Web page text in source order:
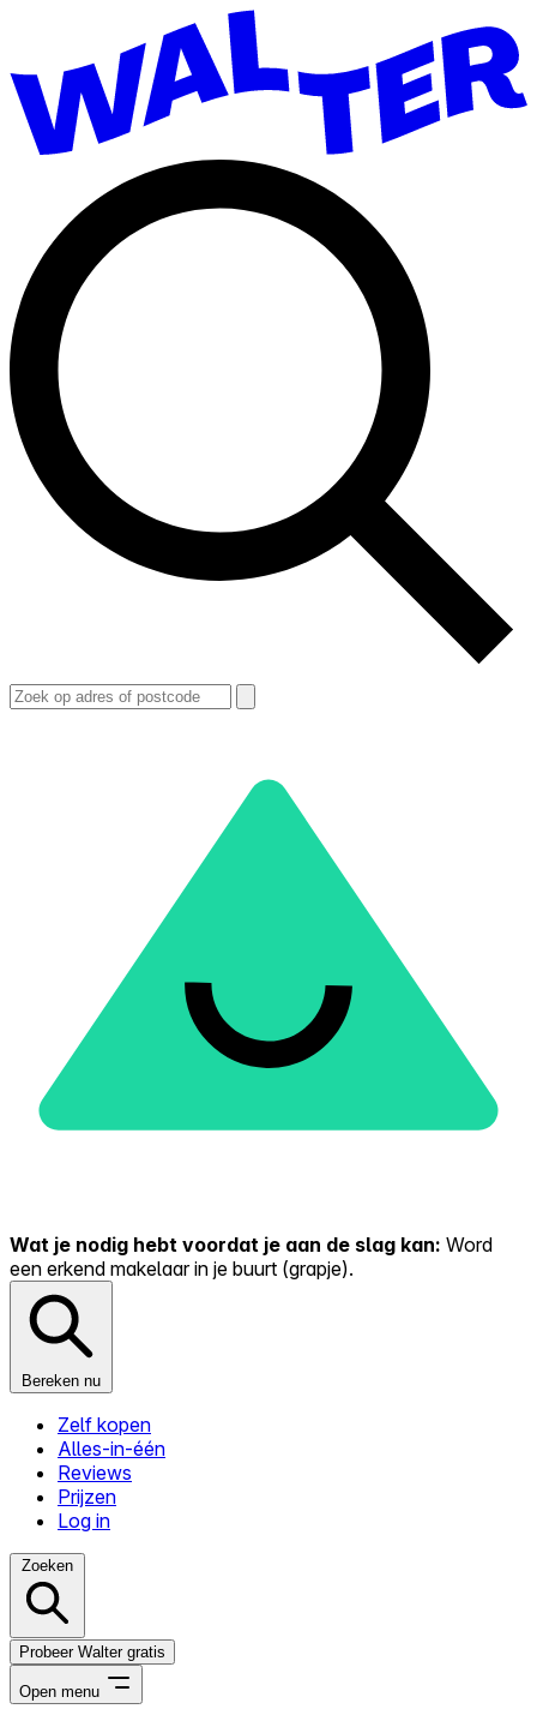
Wat je nodig hebt voordat je aan de slag kan: Word
een erkend makelaar in je buurt (grapje).
Bereken nu
Zelf kopen
Alles-in-één
Reviews
Prijzen
Log in
Zoeken
Probeer Walter gratis
Open menu